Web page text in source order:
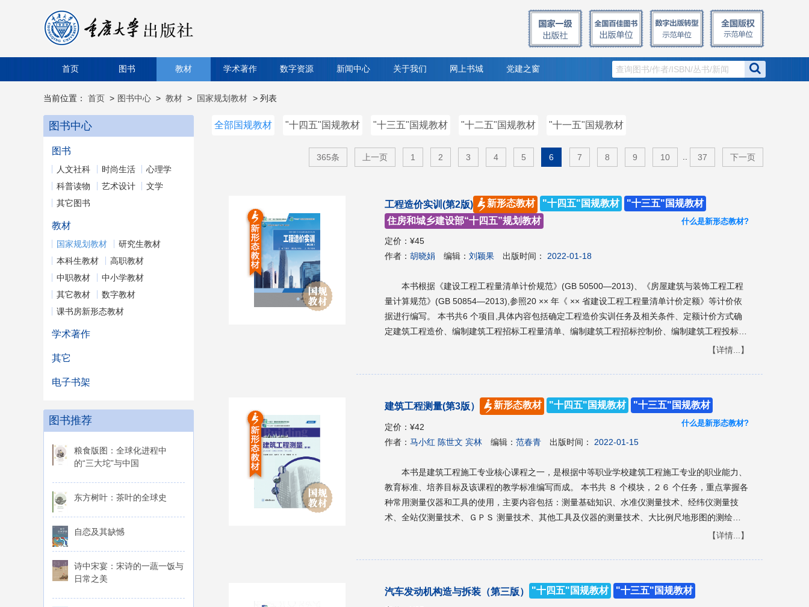
首页 图书 教材 学术著作 数字资源 新闻中心 关于我们 网上书城 党建之窗
当前位置： 首页 > 图书中心 > 教材 > 国家规划教材 > 列表
图书中心
图书
人文社科 时尚生活
心理学
科普读物
艺术设计
文学
其它图书
教材
国家规划教材
研究生教材
本科生教材
高职教材
中职教材
中小学教材
其它教材
数字教材
课书房新形态教材
学术著作
其它
电子书架
图书推荐
粮食版图：全球化进程中
的“三大坨”与中国
东方树叶：茶叶的全球史
自恋及其缺憾
诗中宋宴：宋诗的一蔬一饭与
日常之美
全部国规教材 "十四五"国规教材 "十三五"国规教材 "十二五"国规教材 "十一五"国规教材
365条 上一页 1 2 3 4 5 6 7 8 9 10 37 下一页
工程造价实训(第2版) 新形态教材 "十四五"国规教材
"十三五"国规教材
住房和城乡建设部“十四五”规划教材
什么是新形态教材?
定价：¥45
作者：胡晓娟 编辑：刘颖果 出版时间： 2022-01-18
本书根据《建设工程工程量清单计价规范》(GB 50500—2013)、《房屋建筑与装饰工程工程
量计算规范》(GB 50854—2013),参照20 ×× 年《 ×× 省建设工程工程量清单计价定额》等计价依
据进行编写。 本书共6 个项目,具体内容包括确定工程造价实训任务及相关条件、定额计价方式确
定建筑工程造价、编制建筑工程招标工程量清单、编制建筑工程招标控制价、编制建筑工程投标报
程预算、建筑工程计量与计价课程的案例教材,还可作为工程造价岗位人员掌握建筑工程计量与计
【详情...】
建筑工程测量(第3版） 新形态教材 "十四五"国规教材 "十三五"国规教材
什么是新形态教材?
定价：¥42
作者：马小红 陈世文 宾林 编辑：范春青 出版时间： 2022-01-15
本书是建筑工程施工专业核心课程之一，是根据中等职业学校建筑工程施工专业的职业能力、
教育标准、培养目标及该课程的教学标准编写而成。 本书共 ８ 个模块，２６ 个任务，重点掌握各
种常用测量仪器和工具的使用，主要内容包括：测量基础知识、水准仪测量技术、经纬仪测量技
术、全站仪测量技术、ＧＰＳ 测量技术、其他工具及仪器的测量技术、大比例尺地形图的测绘与
【详情...】
汽车发动机构造与拆装（第三版） "十四五"国规教材 "十三五"国规教材